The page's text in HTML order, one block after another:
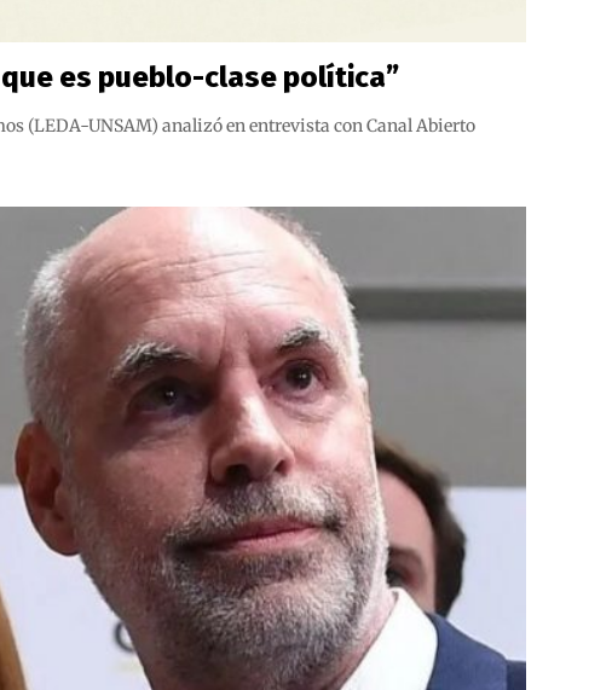
es pueblo-clase política”
(LEDA-UNSAM) analizó en entrevista con Canal Abierto